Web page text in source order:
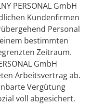
PERSONAL GmbH
Kundenfirmen
Personal
bestimmten
Zeitraum.
GmbH
Arbeitsvertrag ab.
Vergütung
voll abgesichert.